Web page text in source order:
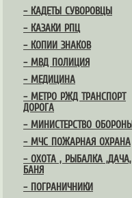
– КАДЕТЫ СУВОРОВЦЫ
– КАЗАКИ РПЦ
– КОПИИ ЗНАКОВ
– МВД ПОЛИЦИЯ
– МЕДИЦИНА
– МЕТРО РЖД ТРАНСПОРТ
ДОРОГА
– МИНИСТЕРСТВО ОБОРОНЫ
– МЧС ПОЖАРНАЯ ОХРАНА
– ОХОТА , РЫБАЛКА ,ДАЧА,
БАНЯ
– ПОГРАНИЧНИКИ